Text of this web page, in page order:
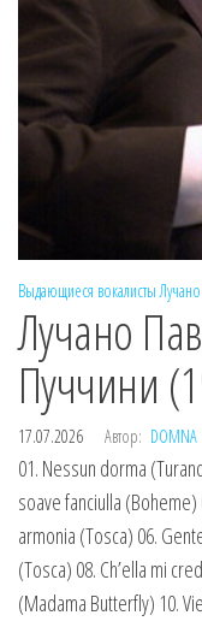
Выдающиеся вокалисты
Лучано
Пуччини
17.07.2026 Автор: DOMNA
01. Nessun dorma
soave fanciulla
armonia (Tosca) 06.
(Tosca) 08. Ch’ella mi
(Madama Butterfly) 10.